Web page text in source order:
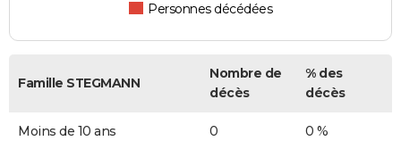
Personnes décédées
Famille STEGMANN
Nombre de
décès
% des
décès
Moins de 10 ans 0 0 %